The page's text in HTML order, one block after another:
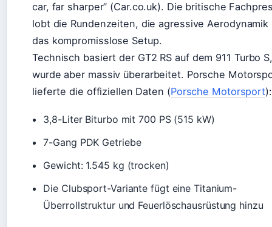
car, far sharper” (Car.co.uk). Die britische
lobt die Rundenzeiten, die agres­sive Aerodynamik
das kompromisslose Setup.
Technisch basiert der GT2 RS auf dem 911 Turbo
wurde aber massiv überarbeitet. Porsche
lieferte die offiziellen Daten (Porsche Motorsport):
3,8-Liter Biturbo mit 700 PS (515 kW)
7-Gang PDK Getriebe
Gewicht: 1.545 kg (trocken)
Die Clubsport-Variante fügt eine Titanium-
Überrollstruktur und Feuerlöschausrüstung hinzu